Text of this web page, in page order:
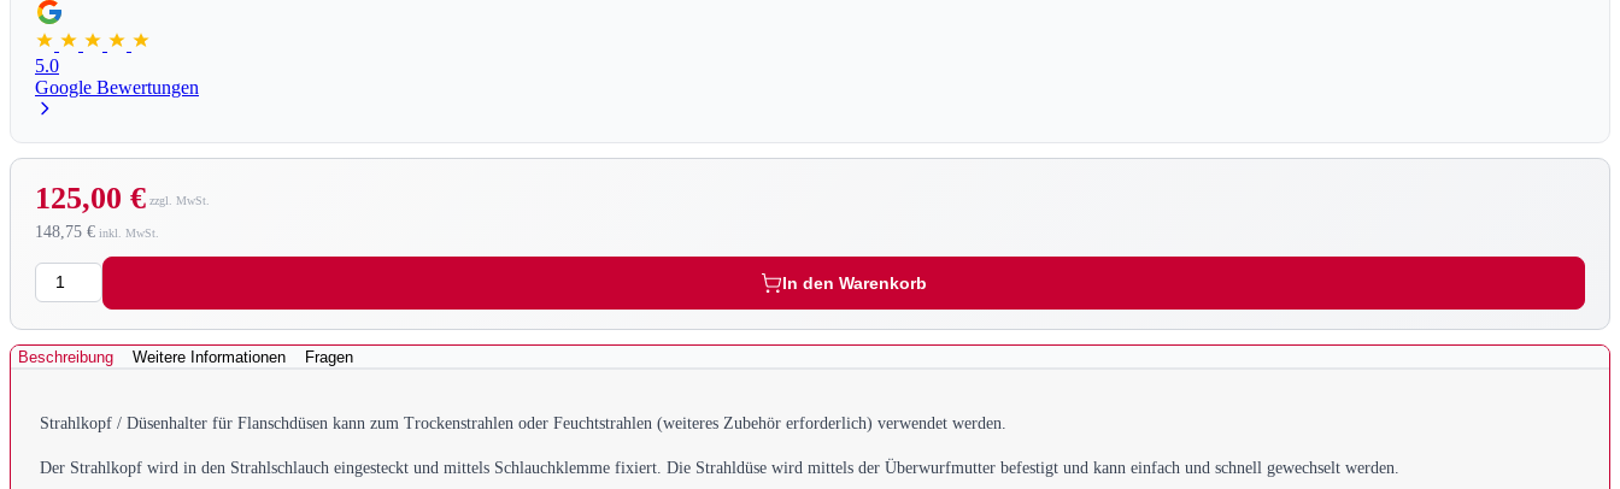
5.0
Google Bewertungen
148,75 €
125,00 €
Menge
In den Warenkorb
Beschreibung Weitere Informationen Fragen
Strahlkopf / Düsenhalter für Flanschdüsen kann zum Trockenstrahlen oder Feuchtstrahlen (weiteres Zubehör erforderlich) verwendet werden.
Der Strahlkopf wird in den Strahlschlauch eingesteckt und mittels Schlauchklemme fixiert. Die Strahldüse wird mittels der Überwurfmutter befestigt und kann einfach und schnell gewechselt werden.